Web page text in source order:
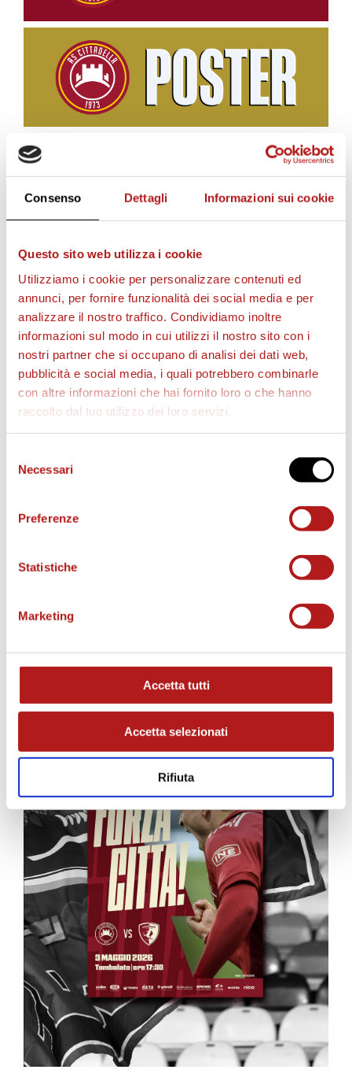
Consenso Dettagli Informazioni sui cookie
Questo sito web utilizza i cookie
Utilizziamo i cookie per personalizzare contenuti ed
annunci, per fornire funzionalità dei social media e per
analizzare il nostro traffico. Condividiamo inoltre
informazioni sul modo in cui utilizzi il nostro sito con i
nostri partner che si occupano di analisi dei dati web,
pubblicità e social media, i quali potrebbero combinarle
con altre informazioni che hai fornito loro o che hanno
raccolto dal tuo utilizzo dei loro servizi.
delNecessari
Preferenze
Statistiche
Marketing
Accetta tutti
Accetta selezionati
Rifiuta
u
i
l
v
i
BIGLIETTI
AS CITTADELLA STORE
MATCH PROGRAM